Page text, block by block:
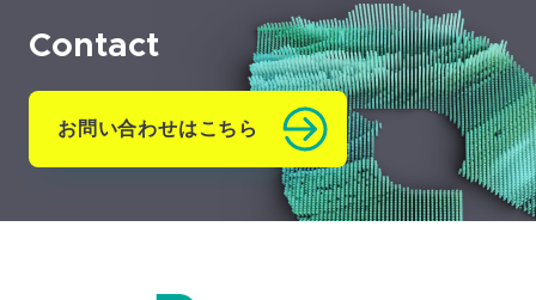
Contact
お問い合わせはこちら